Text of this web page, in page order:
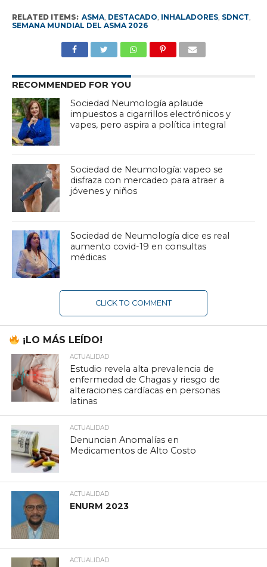
RELATED ITEMS: ASMA, DESTACADO INHALADORES, SDNCT
SEMANA MUNDIAL DEL ASMA 2026
RECOMMENDED FOR YOU
Sociedad Neumología aplaude
impuestos a cigarrillos electrónicos y
vapes, pero aspira a política integral
Sociedad de Neumología: vapeo se
disfraza con mercadeo para atraer a
jóvenes y niños
Sociedad de Neumología dice es real
aumento covid-19 en consultas
médicas
CLICK TO COMMENT
¡LO MÁS LEÍDO!
ACTUALIDAD
Estudio revela alta prevalencia de
enfermedad de Chagas y riesgo de
alteraciones cardíacas en personas
latinas
ACTUALIDAD
Denuncian Anomalías en
Medicamentos de Alto Costo
ACTUALIDAD
ENURM 2023
ACTUALIDAD